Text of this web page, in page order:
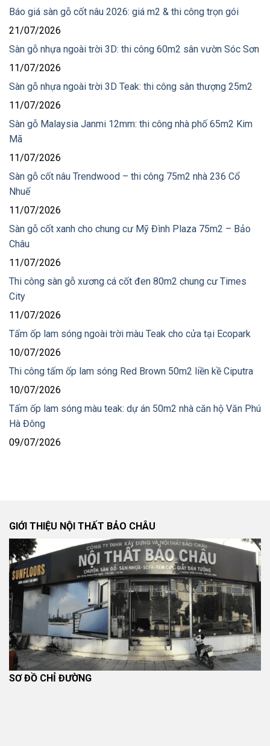
Báo giá sàn gỗ cốt nâu 2026: giá m2 & thi công trọn gói
21/07/2026
Sàn gỗ nhựa ngoài trời 3D: thi công 60m2 sân vườn Sóc Sơn
11/07/2026
Sàn gỗ nhựa ngoài trời 3D Teak: thi công sân thượng 25m2
11/07/2026
Sàn gỗ Malaysia Janmi 12mm: thi công nhà phố 65m2 Kim
Mã
11/07/2026
Sàn gỗ cốt nâu Trendwood – thi công 75m2 nhà 236 Cổ
Nhuế
11/07/2026
Sàn gỗ cốt xanh cho chung cư Mỹ Đình Plaza 75m2 – Bảo
Châu
11/07/2026
Thi công sàn gỗ xương cá cốt đen 80m2 chung cư Times
City
11/07/2026
Tấm ốp lam sóng ngoài trời màu Teak cho cửa tại Ecopark
10/07/2026
Thi công tấm ốp lam sóng Red Brown 50m2 liền kề Ciputra
10/07/2026
Tấm ốp lam sóng màu teak: dự án 50m2 nhà căn hộ Văn Phú
Hà Đông
09/07/2026
GIỚI THIỆU NỘI THẤT BẢO CHÂU
SƠ ĐỒ CHỈ ĐƯỜNG